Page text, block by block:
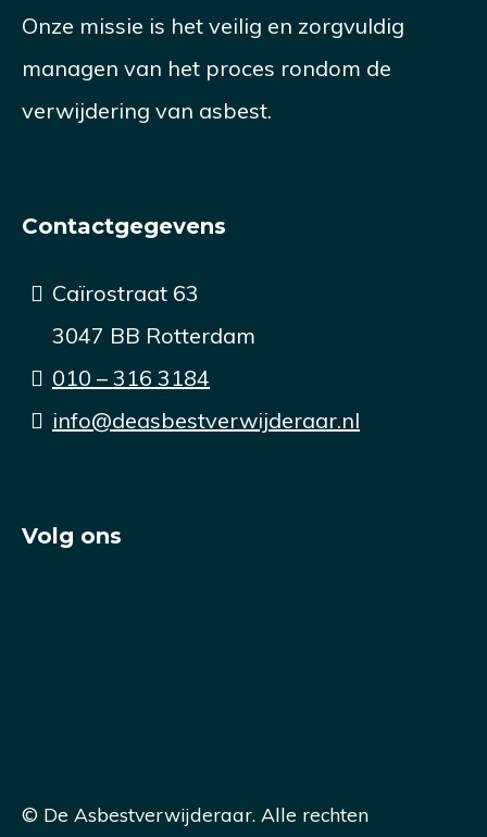
Onze missie is het veilig en zorgvuldig
managen van het proces rondom de
verwijdering van asbest.
Contactgegevens
Caïrostraat 63
3047 BB Rotterdam
010 – 316 3184
info@deasbestverwijderaar.nl
Volg ons
© De Asbestverwijderaar. Alle rechten